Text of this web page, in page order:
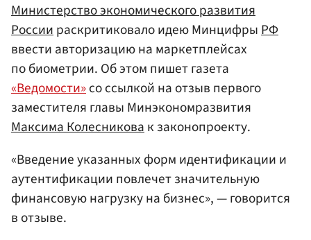
Министерство экономического развития
Россиираскритиковало идею МинцифрыРФ
ввести авторизацию на маркетплейсах
по биометрии. Об этом пишет газета
«Ведомости»со ссылкой на отзыв первого
заместителя главы Минэкономразвития
Максима Колесниковак законопроекту.
«Введение указанных форм идентификации и
аутентификации повлечет значительную
финансовую нагрузку на бизнес», — говорится
в отзыве.